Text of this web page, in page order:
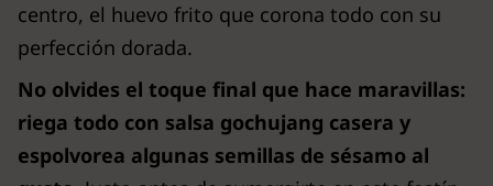
centro, el huevo frito que corona todo con su
perfección dorada.
No olvides el toque final que hace maravillas:
riega todo con salsa gochujang casera y
espolvorea algunas semillas de sésamo al